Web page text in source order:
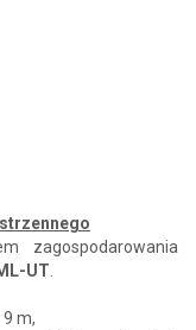
zagospodarowania
UT
m,